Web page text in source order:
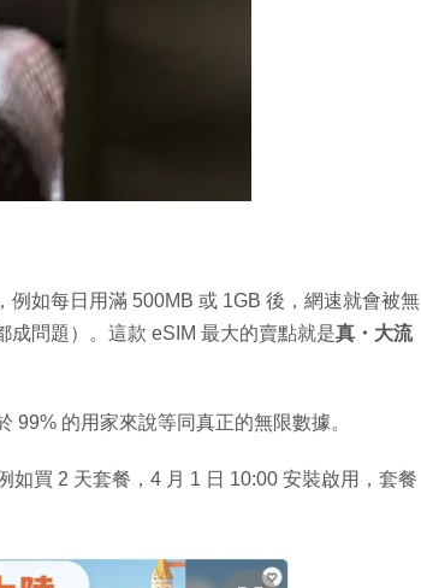
如每日用滿 500MB 或 1GB 後，網速就會被無
問題）。這款 eSIM 最大的賣點就是真・大流
99% 的用家來說等同真正的無限數據。
如買 2 天套餐，4 月 1 日 10:00 安裝啟用，套餐